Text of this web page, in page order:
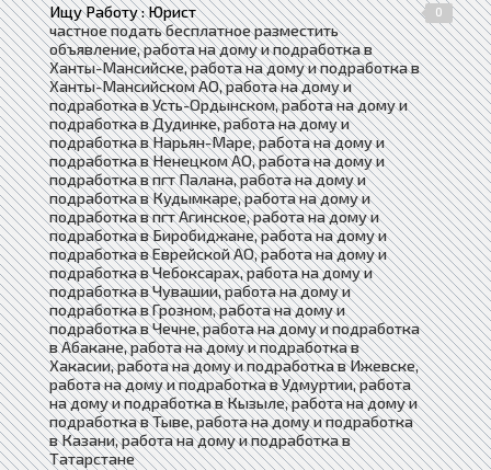
Ищу Работу : Юрист
0
частное подать бесплатное разместить
объявление, работа на дому и подработка в
Ханты-Мансийске, работа на дому и подработка в
Ханты-Мансийском АО, работа на дому и
подработка в Усть-Ордынском, работа на дому и
подработка в Дудинке, работа на дому и
подработка в Нарьян-Маре, работа на дому и
подработка в Ненецком АО, работа на дому и
подработка в пгт Палана, работа на дому и
подработка в Кудымкаре, работа на дому и
подработка в пгт Агинское, работа на дому и
подработка в Биробиджане, работа на дому и
подработка в Еврейской АО, работа на дому и
подработка в Чебоксарах, работа на дому и
подработка в Чувашии, работа на дому и
подработка в Грозном, работа на дому и
подработка в Чечне, работа на дому и подработка
в Абакане, работа на дому и подработка в
Хакасии, работа на дому и подработка в Ижевске,
работа на дому и подработка в Удмуртии, работа
на дому и подработка в Кызыле, работа на дому и
подработка в Тыве, работа на дому и подработка
в Казани, работа на дому и подработка в
Татарстане